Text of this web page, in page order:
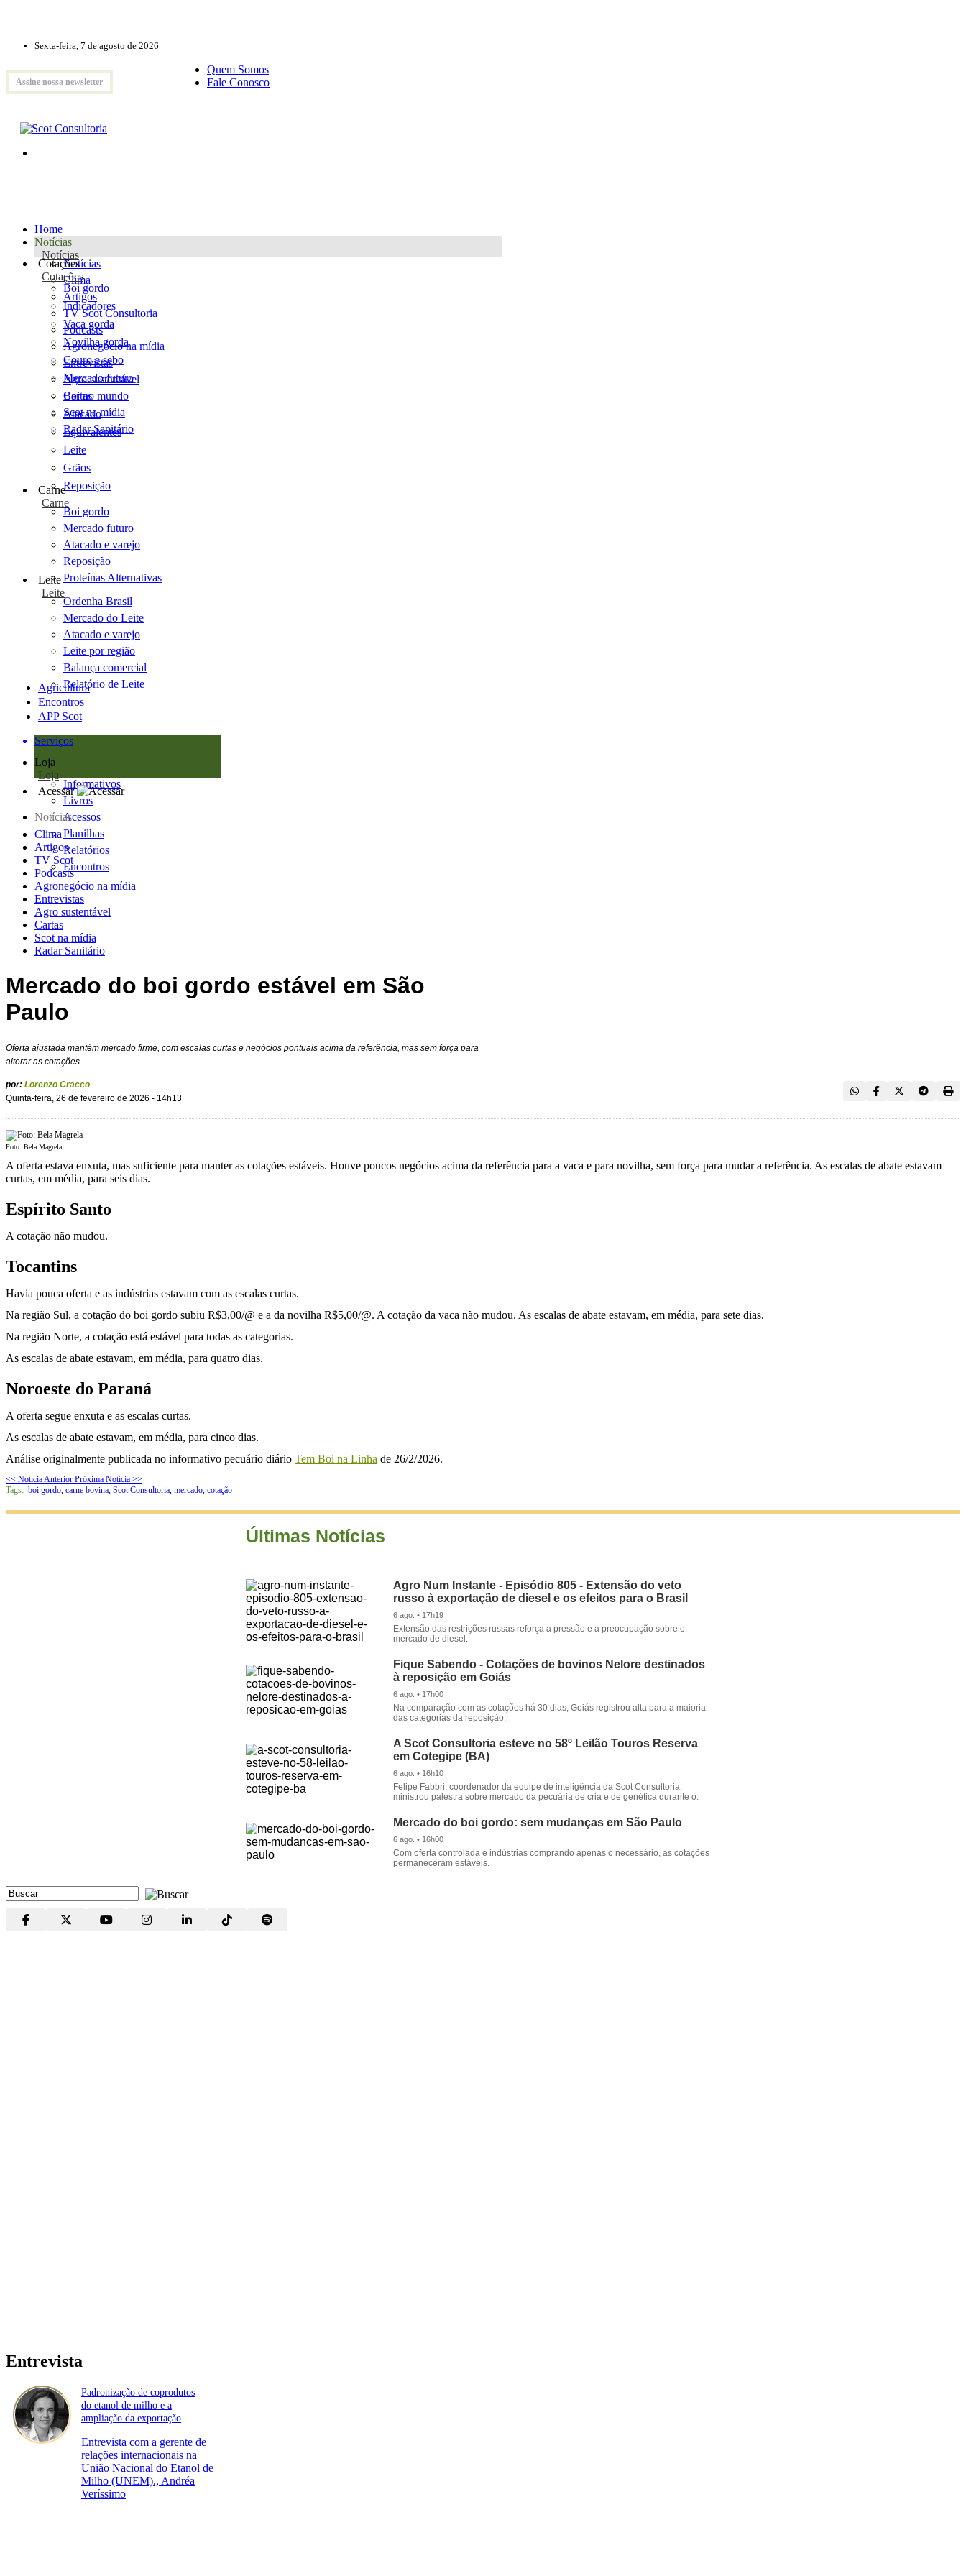
Sexta-feira, 7 de agosto de 2026
Assine nossa newsletter
Quem Somos
Fale Conosco
Home
Notícias
Notícias
Notícias
Clima
Artigos
TV Scot Consultoria
Podcasts
Agronegócio na mídia
Entrevistas
Agro sustentável
Cartas
Scot na mídia
Radar Sanitário
Cotações
Cotações
Boi gordo
Indicadores
Vaca gorda
Novilha gorda
Couro e sebo
Mercado futuro
Boi no mundo
Atacado
Equivalentes
Leite
Grãos
Reposição
Carne
Carne
Boi gordo
Mercado futuro
Atacado e varejo
Reposição
Proteínas Alternativas
Leite
Leite
Ordenha Brasil
Mercado do Leite
Atacado e varejo
Leite por região
Balança comercial
Relatório de Leite
Agricultura
Encontros
APP Scot
Serviços
Loja
Loja
Informativos
Livros
Acessos
Planilhas
Relatórios
Encontros
Acessar
Notícias
Clima
Artigos
TV Scot
Podcasts
Agronegócio na mídia
Entrevistas
Agro sustentável
Cartas
Scot na mídia
Radar Sanitário
Mercado do boi gordo estável em São
Paulo
Oferta ajustada mantém mercado firme, com escalas curtas e negócios pontuais acima da referência, mas sem força para
alterar as cotações.
por: Lorenzo Cracco
Quinta-feira, 26 de fevereiro de 2026 - 14h13
Foto: Bela Magrela
A oferta estava enxuta, mas suficiente para manter as cotações estáveis. Houve poucos negócios acima da referência para a vaca e para novilha, sem força para mudar a referência. As escalas de abate estavam
curtas, em média, para seis dias.
Espírito Santo
A cotação não mudou.
Tocantins
Havia pouca oferta e as indústrias estavam com as escalas curtas.
Na região Sul, a cotação do boi gordo subiu R$3,00/@ e a da novilha R$5,00/@. A cotação da vaca não mudou. As escalas de abate estavam, em média, para sete dias.
Na região Norte, a cotação está estável para todas as categorias.
As escalas de abate estavam, em média, para quatro dias.
Noroeste do Paraná
A oferta segue enxuta e as escalas curtas.
As escalas de abate estavam, em média, para cinco dias.
Análise originalmente publicada no informativo pecuário diário Tem Boi na Linha de 26/2/2026.
<< Notícia Anterior Próxima Notícia >>
Tags: boi gordo carne bovina Scot Consultoria mercado cotação
Últimas Notícias
Agro Num Instante - Episódio 805 - Extensão do veto
russo à exportação de diesel e os efeitos para o Brasil
6 ago. • 17h19
Extensão das restrições russas reforça a pressão e a preocupação sobre o
mercado de diesel.
Fique Sabendo - Cotações de bovinos Nelore destinados
à reposição em Goiás
6 ago. • 17h00
Na comparação com as cotações há 30 dias, Goiás registrou alta para a maioria
das categorias da reposição.
A Scot Consultoria esteve no 58º Leilão Touros Reserva
em Cotegipe (BA)
6 ago. • 16h10
Felipe Fabbri, coordenador da equipe de inteligência da Scot Consultoria,
ministrou palestra sobre mercado da pecuária de cria e de genética durante o.
Mercado do boi gordo: sem mudanças em São Paulo
6 ago. • 16h00
Com oferta controlada e indústrias comprando apenas o necessário, as cotações
permaneceram estáveis.
Entrevista
Padronização de coprodutos
do etanol de milho e a
ampliação da exportação
Entrevista com a gerente de
relações internacionais na
União Nacional do Etanol de
Milho (UNEM)., Andréa
Veríssimo